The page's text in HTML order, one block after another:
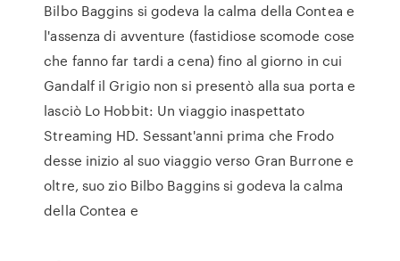
Bilbo Baggins si godeva la calma della Contea e
l'assenza di avventure (fastidiose scomode cose
che fanno far tardi a cena) fino al giorno in cui
Gandalf il Grigio non si presentò alla sua porta e
lasciò Lo Hobbit: Un viaggio inaspettato
Streaming HD. Sessant'anni prima che Frodo
desse inizio al suo viaggio verso Gran Burrone e
oltre, suo zio Bilbo Baggins si godeva la calma
della Contea e